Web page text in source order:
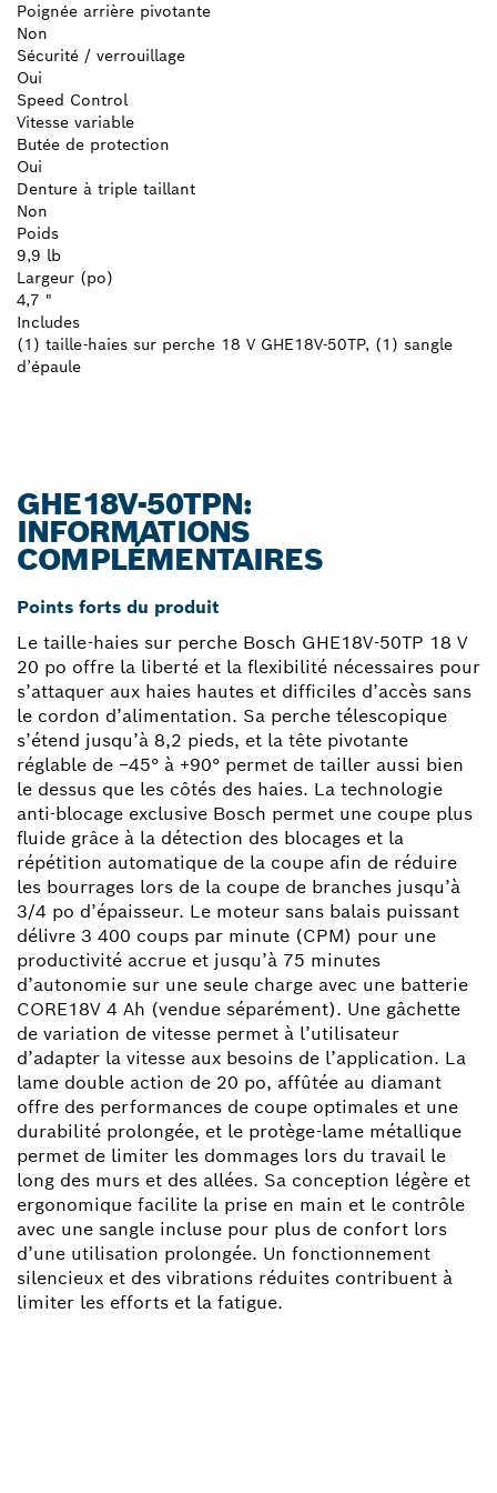
Poignée arrière pivotante
Non
Sécurité / verrouillage
Oui
Speed Control
Vitesse variable
Butée de protection
Oui
Denture à triple taillant
Non
Poids
9,9 lb
Largeur (po)
4,7 "
Includes
(1) taille-haies sur perche 18 V GHE18V-50TP, (1) sangle
d’épaule
GHE18V-50TPN:
INFORMATIONS
COMPLÉMENTAIRES
Points forts du produit
Le taille-haies sur perche Bosch GHE18V-50TP 18 V
20 po offre la liberté et la flexibilité nécessaires pour
s’attaquer aux haies hautes et difficiles d’accès sans
le cordon d’alimentation. Sa perche télescopique
s’étend jusqu’à 8,2 pieds, et la tête pivotante
réglable de −45° à +90° permet de tailler aussi bien
le dessus que les côtés des haies. La technologie
anti-blocage exclusive Bosch permet une coupe plus
fluide grâce à la détection des blocages et la
répétition automatique de la coupe afin de réduire
les bourrages lors de la coupe de branches jusqu’à
3/4 po d’épaisseur. Le moteur sans balais puissant
délivre 3 400 coups par minute (CPM) pour une
productivité accrue et jusqu’à 75 minutes
d’autonomie sur une seule charge avec une batterie
CORE18V 4 Ah (vendue séparément). Une gâchette
de variation de vitesse permet à l’utilisateur
d’adapter la vitesse aux besoins de l’application. La
lame double action de 20 po, affûtée au diamant
offre des performances de coupe optimales et une
durabilité prolongée, et le protège-lame métallique
permet de limiter les dommages lors du travail le
long des murs et des allées. Sa conception légère et
ergonomique facilite la prise en main et le contrôle
avec une sangle incluse pour plus de confort lors
d’une utilisation prolongée. Un fonctionnement
silencieux et des vibrations réduites contribuent à
limiter les efforts et la fatigue.